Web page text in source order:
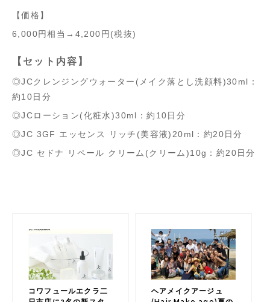
【価格】
6,000円相当→4,200円(税抜)
【セット内容】
◎JCクレンジングウォーター(メイク落とし洗顔料)30ml：
約10日分
◎JCローション(化粧水)30ml：約10日分
◎JC 3GF エッセンス リッチ(美容液)20ml：約20日分
◎JC セドナ リペール クリーム(クリーム)10g：約20日分
コワフュールエクラ二
ヘアメイクアージュ